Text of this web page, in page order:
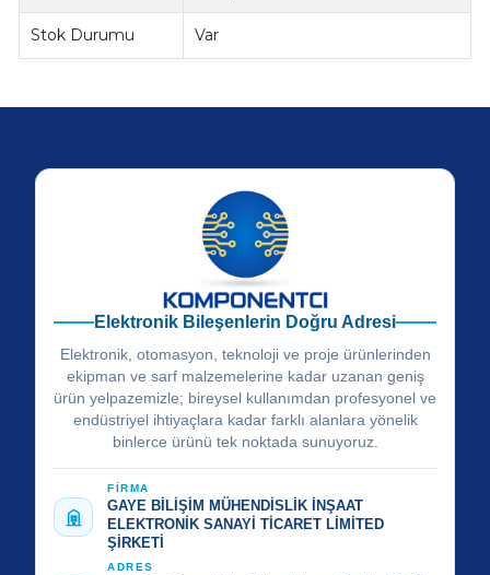
Stok Durumu Var
Elektronik Bileşenlerin Doğru Adresi
Elektronik, otomasyon, teknoloji ve proje ürünlerinden
ekipman ve sarf malzemelerine kadar uzanan geniş
ürün yelpazemizle; bireysel kullanımdan profesyonel ve
endüstriyel ihtiyaçlara kadar farklı alanlara yönelik
binlerce ürünü tek noktada sunuyoruz.
FİRMA
GAYE BİLİŞİM MÜHENDİSLİK İNŞAAT
ELEKTRONİK SANAYİ TİCARET LİMİTED
ŞİRKETİ
ADRES